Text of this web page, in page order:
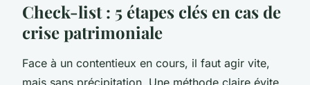
Check-list : 5 étapes clés en cas de
crise patrimoniale
Face à un contentieux en cours, il faut agir vite,